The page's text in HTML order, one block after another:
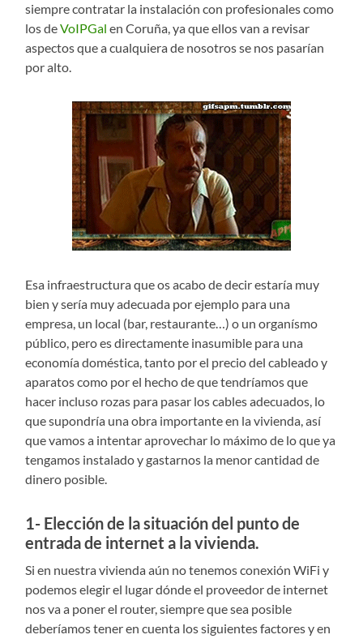
siempre contratar la instalación con profesionales como
los deVoIPGalen Coruña, ya que ellos van a revisar
aspectos que a cualquiera de nosotros se nos pasarían
por alto.
Esa infraestructura que os acabo de decir estaría muy
bien y sería muy adecuada por ejemplo para una
empresa, un local (bar, restaurante…) o un organísmo
público, pero es directamente inasumible para una
economía doméstica, tanto por el precio del cableado y
aparatos como por el hecho de que tendríamos que
hacer incluso rozas para pasar los cables adecuados, lo
que supondría una obra importante en la vivienda, así
que vamos a intentar aprovechar lo máximo de lo que ya
tengamos instalado y gastarnos la menor cantidad de
dinero posible.
1- Elección de la situación del punto de
entrada de internet a la vivienda.
Si en nuestra vivienda aún no tenemos conexión WiFi y
podemos elegir el lugar dónde el proveedor de internet
nos va a poner el router, siempre que sea posible
deberíamos tener en cuenta los siguientes factores y en